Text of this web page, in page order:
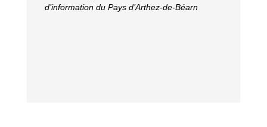
d’information du Pays d’Arthez-de-Béarn